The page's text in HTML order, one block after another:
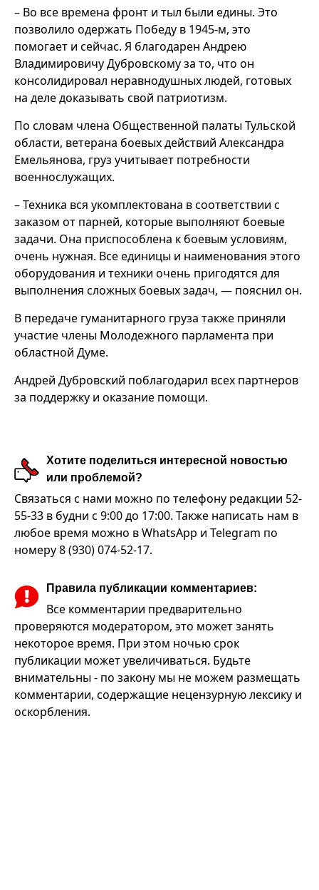
– Во все времена фронт и тыл были едины. Это
позволило одержать Победу в 1945-м, это
помогает и сейчас. Я благодарен Андрею
Владимировичу Дубровскому за то, что он
консолидировал неравнодушных людей, готовых
на деле доказывать свой патриотизм.
По словам члена Общественной палаты Тульской
области, ветерана боевых действий Александра
Емельянова, груз учитывает потребности
военнослужащих.
– Техника вся укомплектована в соответствии с
заказом от парней, которые выполняют боевые
задачи. Она приспособлена к боевым условиям,
очень нужная. Все единицы и наименования этого
оборудования и техники очень пригодятся для
выполнения сложных боевых задач, — пояснил он.
В передаче гуманитарного груза также приняли
участие члены Молодежного парламента при
областной Думе.
Андрей Дубровский поблагодарил всех партнеров
за поддержку и оказание помощи.
Хотите поделиться интересной новостью
или проблемой?
Связаться с нами можно по телефону редакции 52-
55-33 в будни с 9:00 до 17:00. Также написать нам в
любое время можно в WhatsApp и Telegram по
номеру 8 (930) 074-52-17.
Правила публикации комментариев:
Все комментарии предварительно
проверяются модератором, это может занять
некоторое время. При этом ночью срок
публикации может увеличиваться. Будьте
внимательны - по закону мы не можем размещать
комментарии, содержащие нецензурную лексику и
оскорбления.